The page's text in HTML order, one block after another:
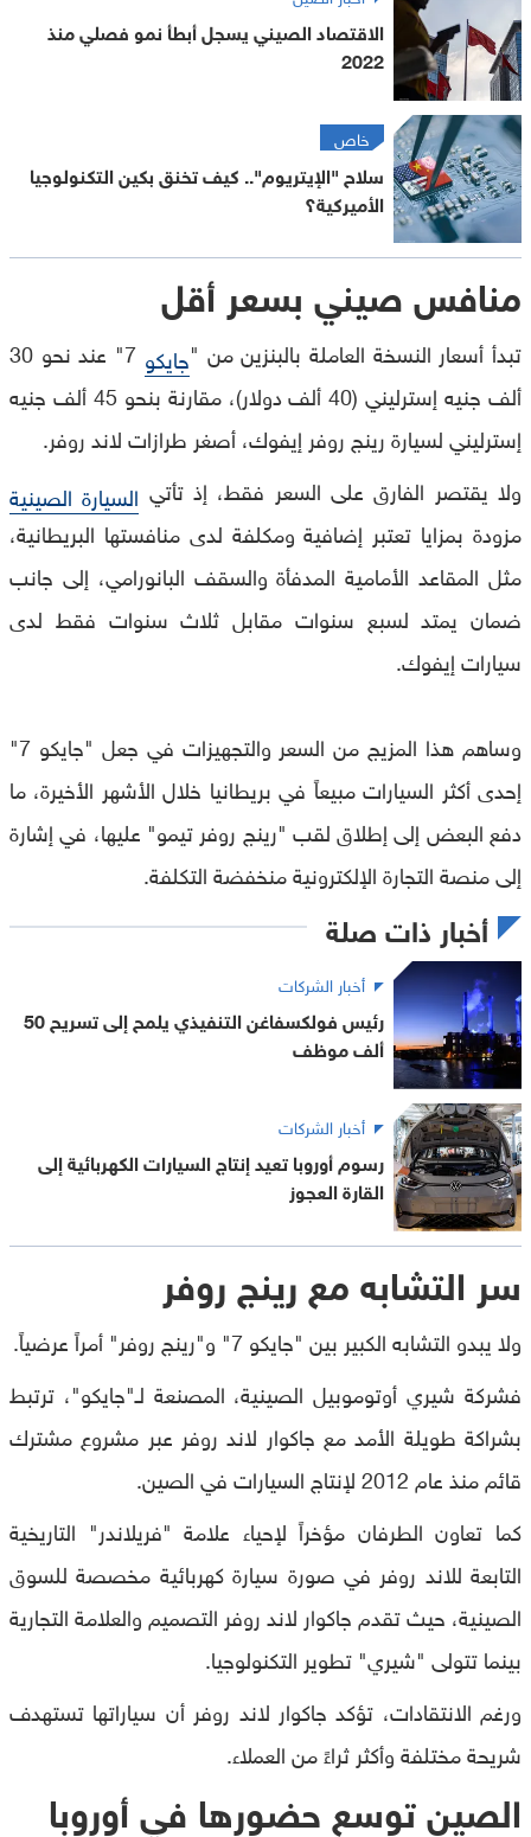
الاقتصاد الصيني يسجل أبطأ نمو فصلي منذ
2022
خاص
سلاح "الإيتريوم".. كيف تخنق بكين التكنولوجيا
الأميركية؟
منافس صيني بسعر أقل
تبدأ أسعار النسخة العاملة بالبنزين من "جايكو
7" عند نحو 30
ألف جنيه إسترليني (40 ألف دولار)، مقارنة بنحو 45 ألف جنيه
إسترليني لسيارة رينج روفر إيفوك، أصغر طرازات لاند روفر.
ولا يقتصر الفارق على السعر فقط، إذ تأتي السيارة الصينية
مزودة بمزايا تعتبر إضافية ومكلفة لدى منافستها البريطانية،
مثل المقاعد الأمامية المدفأة والسقف البانورامي، إلى جانب
ضمان يمتد لسبع سنوات مقابل ثلاث سنوات فقط لدى
سيارات إيفوك.
وساهم هذا المزيج من السعر والتجهيزات في جعل "جايكو 7"
إحدى أكثر السيارات مبيعاً في بريطانيا خلال الأشهر الأخيرة، ما
دفع البعض إلى إطلاق لقب "رينج روفر تيمو" عليها، في إشارة
إلى منصة التجارة الإلكترونية منخفضة التكلفة.
أخبار ذات صلة
أخبار الشركات
رئيس فولكسفاغن التنفيذي يلمح إلى تسريح 50
ألف موظف
أخبار الشركات
رسوم أوروبا تعيد إنتاج السيارات الكهربائية إلى
القارة العجوز
سر التشابه مع رينج روفر
ولا يبدو التشابه الكبير بين "جايكو 7" و"رينج روفر" أمراً عرضياً.
فشركة شيري أوتوموبيل الصينية، المصنعة لـ"جايكو"، ترتبط
بشراكة طويلة الأمد مع جاكوار لاند روفر عبر مشروع مشترك
قائم منذ عام 2012 لإنتاج السيارات في الصين.
كما تعاون الطرفان مؤخراً لإحياء علامة "فريلاندر" التاريخية
التابعة للاند روفر في صورة سيارة كهربائية مخصصة للسوق
الصينية، حيث تقدم جاكوار لاند روفر التصميم والعلامة التجارية
بينما تتولى "شيري" تطوير التكنولوجيا.
ورغم الانتقادات، تؤكد جاكوار لاند روفر أن سياراتها تستهدف
شريحة مختلفة وأكثر ثراءً من العملاء.
الصين توسع حضورها في أوروبا